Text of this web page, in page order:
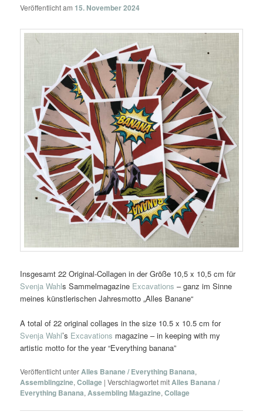
Veröffentlicht am 15. November 2024
Insgesamt 22 Original-Collagen in der Größe 10,5 x 10,5 cm für
Svenja Wahls Sammelmagazine Excavations – ganz im Sinne
meines künstlerischen Jahresmotto „Alles Banane“
A total of 22 original collages in the size 10.5 x 10.5 cm for
Svenja Wahl’s Excavations magazine – in keeping with my
artistic motto for the year “Everything banana”
Veröffentlicht unterAlles Banane / Everything Banana,
Assemblingzine,Collage |Verschlagwortet mitAlles Banana /
Everything Banana, Assembling Magazine,Collage